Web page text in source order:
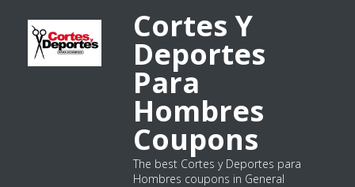
Cortes Y
Deportes
Para
Hombres
Coupons
The best Cortes y Deportes para
Hombres coupons in General